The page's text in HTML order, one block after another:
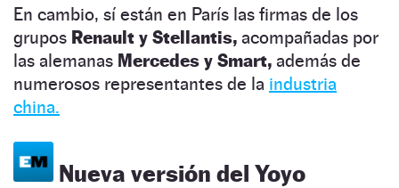
En cambio, sí están en París las firmas de los
grupos Renault y Stellantis, acompañadas por
las alemanas Mercedes y Smart, además de
numerosos representantes de la industria
china.
Nueva versión del Yoyo